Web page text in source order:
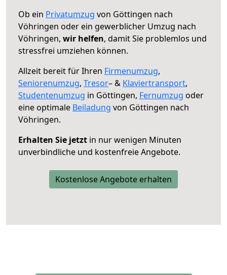
Ob ein Privatumzug von Göttingen nach
Vöhringen oder ein gewerblicher Umzug nach
Vöhringen, wir helfen, damit Sie problemlos und
stressfrei umziehen können.
Allzeit bereit für Ihren Firmenumzug,
Seniorenumzug, Tresor– & Klaviertransport,
Studentenumzug in Göttingen, Fernumzug oder
eine optimale Beiladung von Göttingen nach
Vöhringen.
Erhalten Sie jetzt in nur wenigen Minuten
unverbindliche und kostenfreie Angebote.
Kostenlose Angebote erhalten